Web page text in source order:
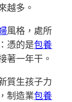
越多。
風格，處所
憑的是包養
著一年干。
質生孩子力
制造業包養